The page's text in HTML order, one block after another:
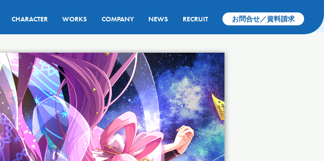
CHARACTER WORKS COMPANY NEWS RECRUIT お問合せ／資料請求